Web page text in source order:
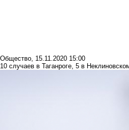
Общество, 15.11.2020 15:00
10 случаев в Таганроге, 5 в